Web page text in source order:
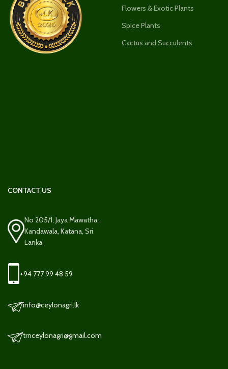
Flowers & Exotic Plants
Spice Plants
Cactus and Succulents
CONTACT US
No 205/1, Jaya Mawatha,
Kandawala, Katana, Sri
Lanka
+94 777 99 48 59
info@ceylonagri.lk
trnceylonagri@gmail.com